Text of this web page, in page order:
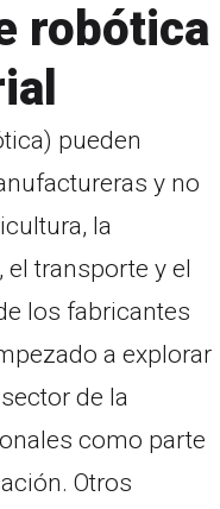
robótica
pueden
y no
la
transporte y el
los fabricantes
a explorar
de la
como parte
Otros